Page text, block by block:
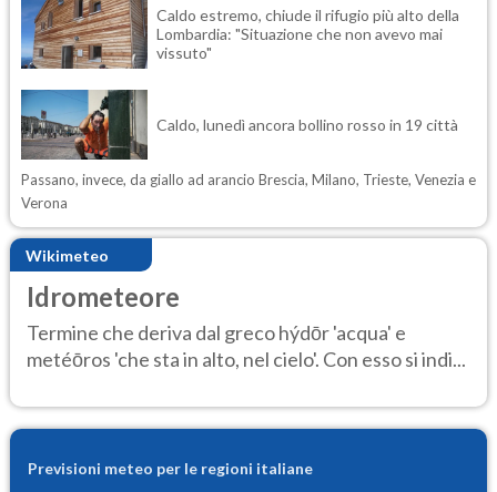
Caldo estremo, chiude il rifugio più alto della
Lombardia: "Situazione che non avevo mai
vissuto"
Caldo, lunedì ancora bollino rosso in 19 città
Passano, invece, da giallo ad arancio Brescia, Milano, Trieste, Venezia e
Verona
Wikimeteo
Idrometeore
Termine che deriva dal greco hýdōr 'acqua' e
metéōros 'che sta in alto, nel cielo'. Con esso si indi...
Previsioni meteo per le regioni italiane